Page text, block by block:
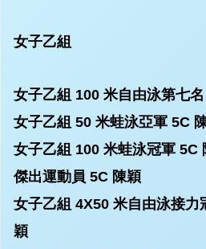
女子乙組
女子乙組 100 米自由泳第七名
女子乙組 50 米蛙泳亞軍 5C
女子乙組 100 米蛙泳冠軍 5C
傑出運動員 5C 陳穎
女子乙組 4X50 米自由泳接力
穎